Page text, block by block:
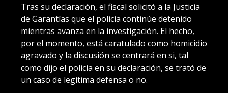
Tras su declaración, el fiscal solicitó a la Justicia
de Garantías que el policía continúe detenido
mientras avanza en la investigación. El hecho,
por el momento, está caratulado como homicidio
agravado y la discusión se centrará en si, tal
como dijo el policía en su declaración, se trató de
un caso de legítima defensa o no.